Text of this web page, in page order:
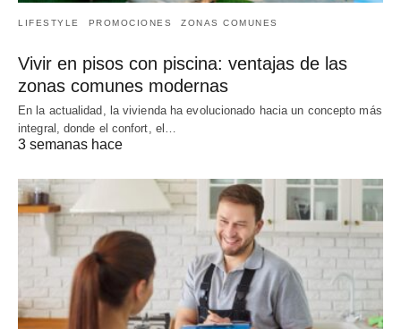
LIFESTYLE PROMOCIONES ZONAS COMUNES
Vivir en pisos con piscina: ventajas de las
zonas comunes modernas
En la actualidad, la vivienda ha evolucionado hacia un concepto más
integral, donde el confort, el…
3 semanas hace